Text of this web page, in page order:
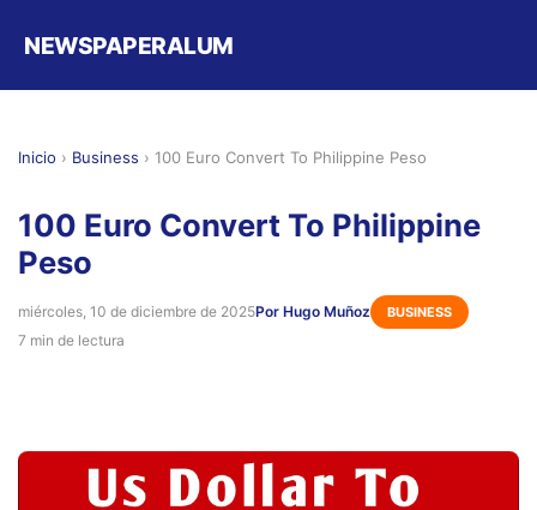
NEWSPAPERALUM
Inicio › Business › 100 Euro Convert To Philippine Peso
100 Euro Convert To Philippine
Peso
miércoles, 10 de diciembre de 2025Por Hugo Muñoz BUSINESS
7 min de lectura